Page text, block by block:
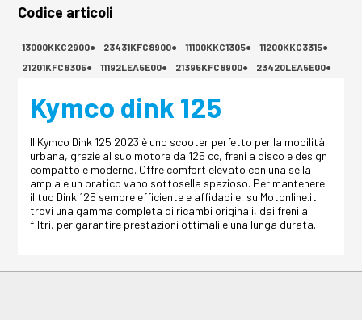
Codice articoli
13000KKC2900● 23431KFC8900● 11100KKC1305●
11200KKC3315●
21201KFC8305●
11192LEA5E00● 21395KFC8900● 23420LEA5E00●
Kymco dink 125
Il Kymco Dink 125 2023 è uno scooter perfetto per la mobilità
urbana, grazie al suo motore da 125 cc, freni a disco e design
compatto e moderno. Offre comfort elevato con una sella
ampia e un pratico vano sottosella spazioso. Per mantenere
il tuo Dink 125 sempre efficiente e affidabile, su Motonline.it
trovi una gamma completa di ricambi originali, dai freni ai
filtri, per garantire prestazioni ottimali e una lunga durata.